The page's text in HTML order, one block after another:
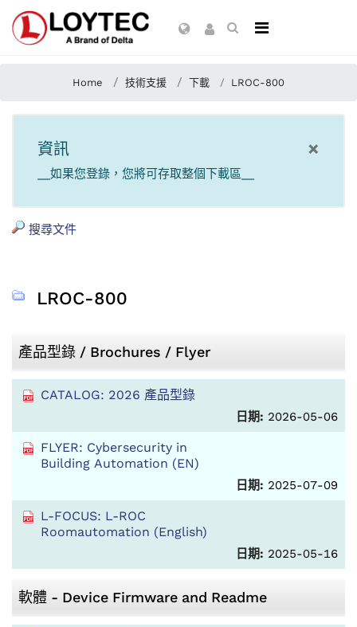
Home 技術支援 下載 LROC-800
×
資訊
__如果您登錄，您將可存取整個下載區__
搜尋文件
LROC-800
產品型錄 / Brochures / Flyer
CATALOG: 2026 產品型錄
日期: 2026-05-06
FLYER: Cybersecurity in
Building Automation (EN)
日期: 2025-07-09
L-FOCUS: L-ROC
Roomautomation (English)
日期: 2025-05-16
軟體 - Device Firmware and Readme